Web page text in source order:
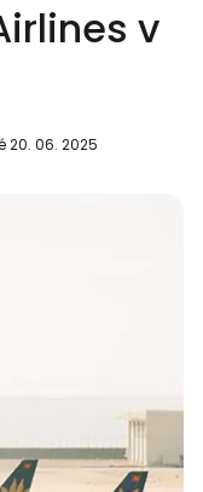
v
20. 06. 2025